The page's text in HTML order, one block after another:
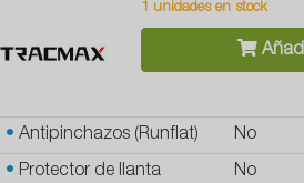
1 unidades en stock
• Antipinchazos (Runflat) No
• Protector de llanta No